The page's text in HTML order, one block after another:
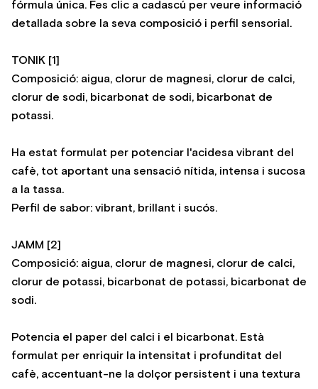
fórmula única. Fes clic a cadascú per veure informació
detallada sobre la seva composició i perfil sensorial.
TONIK [1]
Composició: aigua, clorur de magnesi, clorur de calci,
clorur de sodi, bicarbonat de sodi, bicarbonat de
potassi.
Ha estat formulat per potenciar l'acidesa vibrant del
cafè, tot aportant una sensació nítida, intensa i sucosa
a la tassa.
Perfil de sabor: vibrant, brillant i sucós.
JAMM [2]
Composició: aigua, clorur de magnesi, clorur de calci,
clorur de potassi, bicarbonat de potassi, bicarbonat de
sodi.
Potencia el paper del calci i el bicarbonat. Està
formulat per enriquir la intensitat i profunditat del
cafè, accentuant-ne la dolçor persistent i una textura